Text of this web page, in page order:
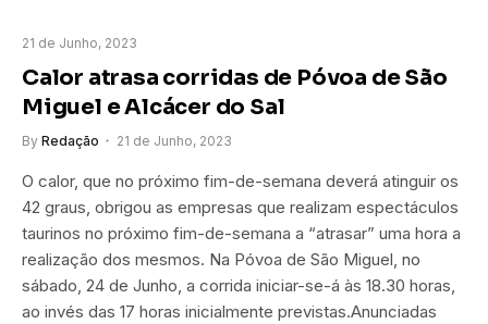
21 de Junho, 2023
Calor atrasa corridas de Póvoa de São
Miguel e Alcácer do Sal
By Redação 21 de Junho, 2023
O calor, que no próximo fim-de-semana deverá atinguir os
42 graus, obrigou as empresas que realizam espectáculos
taurinos no próximo fim-de-semana a “atrasar” uma hora a
realização dos mesmos. Na Póvoa de São Miguel, no
sábado, 24 de Junho, a corrida iniciar-se-á às 18.30 horas,
ao invés das 17 horas inicialmente previstas.Anunciadas